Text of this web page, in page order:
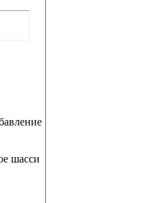
шасси